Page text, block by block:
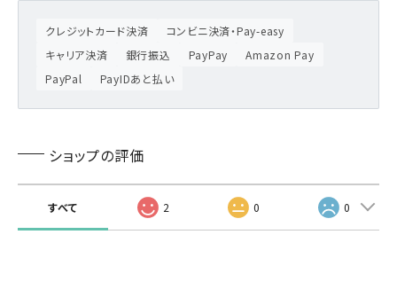
クレジットカード決済
コンビニ決済・Pay-easy
キャリア決済
銀行振込 PayPay
Amazon Pay
PayPal
PayIDあと払い
ショップの評価
すべて 2 0 0